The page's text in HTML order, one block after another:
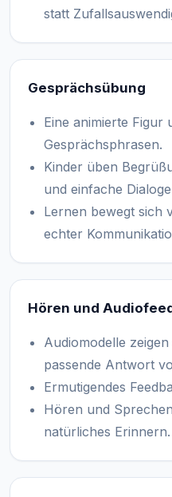
statt
Gesprächsübung
Eine animierte Figur
Gesprächsphrasen.
Kinder üben
und einfache
Lernen bewegt sich
echter
Hören und
Audiomodelle
passende Antwort
Ermutigendes
Hören und
natürliches Erinnern.